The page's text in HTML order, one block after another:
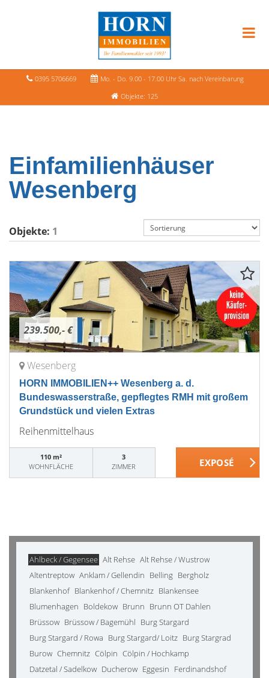
0395 5706669
Mo. - Do. 9.00 - 17.00 Uhr Sa. nach Vereinbarung
Objekte: 125
Einfamilienhäuser
Wesenberg
Objekte: 1
239.500,- €
Wesenberg
HORN IMMOBILIEN++ Wesenberg a. d.
Bundeswasserstraße, gepflegtes RMH mit großem
Grundstück und vielen Extras
Reihenmittelhaus
110 m²
WOHNFLÄCHE
3
ZIMMER
Ahlbeck / Gegensee Alt Rehse Alt Rehse / Wustrow
Altentreptow Anklam / Gellendin Belling Bergholz
Blankenhof Blankenhof / Chemnitz Blankensee
Blumenhagen Boldekow Brunn Brunn OT Dahlen
Brüssow Brüssow / Bagemühl Burg Stargard
Burg Stargard / Rowa Burg Stargard/ Loitz Burg Stargrad
Burow Chemnitz Cölpin Cölpin / Hochkamp
Datzetal / Sadelkow Ducherow Eggesin Ferdinandshof